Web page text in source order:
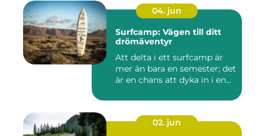
04. jun
Surfcamp: Vägen till ditt
drömäventyr
Att delta i ett surfcamp är
mer än bara en semester; det
är en chans att dyka in i en...
02. jun